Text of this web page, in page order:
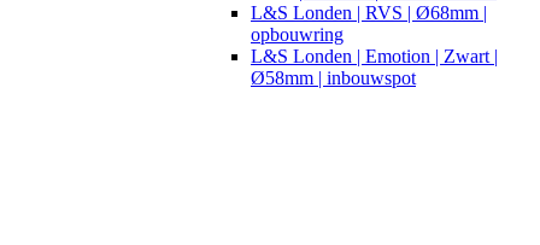
L&S Londen | RVS | Ø68mm |
opbouwring
L&S Londen | Emotion | Zwart |
Ø58mm | inbouwspot